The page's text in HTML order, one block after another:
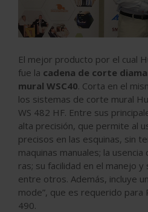
El mejor producto por el cual
fue la cadena de corte
mural WSC40. Corta en el
los sistemas de corte mural
WS 482 HF. Entre sus
alta precisión, que permite al
precisos en las esquinas, sin
maquinas manuales; la
ras; su facilidad en el manejo y
entre otros. Además, incluye
mode”, que es requerido para
490.